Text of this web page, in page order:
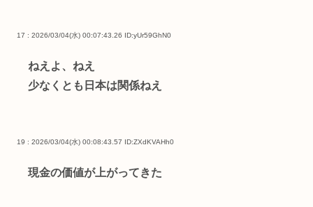
17 : 2026/03/04(水) 00:07:43.26 ID:yUr59GhN0
ねえよ、ねえ
少なくとも日本は関係ねえ
19 : 2026/03/04(水) 00:08:43.57 ID:ZXdKVAHh0
現金の価値が上がってきた